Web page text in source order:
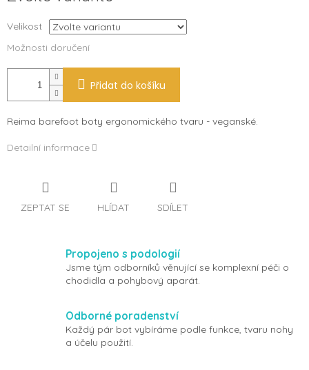
Velikost
Možnosti doručení
Přidat do košíku
Reima barefoot boty ergonomického tvaru - veganské.
Detailní informace
ZEPTAT SE HLÍDAT SDÍLET
Propojeno s podologií
Jsme tým odborníků věnující se komplexní péči o
chodidla a pohybový aparát.
Odborné poradenství
Každý pár bot vybíráme podle funkce, tvaru nohy
a účelu použití.